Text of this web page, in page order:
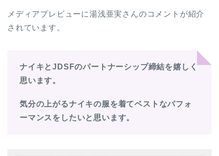
メディアプレビューに湯浅亜実さんのコメントが紹介
されています。
ナイキとJDSFのパートナーシップ締結を嬉しく
思います。
気分の上がるナイキの服を着てベストなパフォ
ーマンスをしたいと思います。